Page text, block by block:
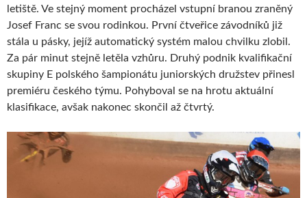
letiště. Ve stejný moment procházel vstupní branou zraněný
Josef Franc se svou rodinkou. První čtveřice závodníků již
stála u pásky, jejíž automatický systém malou chvilku zlobil.
Za pár minut stejně letěla vzhůru. Druhý podnik kvalifikační
skupiny E polského šampionátu juniorských družstev přinesl
premiéru českého týmu. Pohyboval se na hrotu aktuální
klasifikace, avšak nakonec skončil až čtvrtý.